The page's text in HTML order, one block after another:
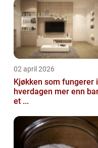
02 april 2026
Kjøkken som fungerer i
hverdagen mer enn bare
et ...